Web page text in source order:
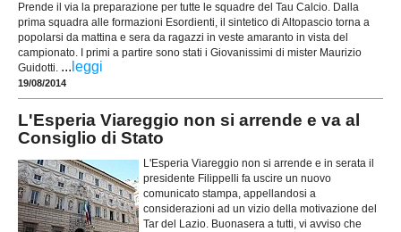
Prende il via la preparazione per tutte le squadre del Tau Calcio. Dalla
prima squadra alle formazioni Esordienti, il sintetico di Altopascio torna a
popolarsi da mattina e sera da ragazzi in veste amaranto in vista del
campionato. I primi a partire sono stati i Giovanissimi di mister Maurizio
Guidotti. ... leggi
19/08/2014
L'Esperia Viareggio non si arrende e va al
Consiglio di Stato
L'Esperia Viareggio non si arrende e in serata il
presidente Filippelli fa uscire un nuovo
comunicato stampa, appellandosi a
considerazioni ad un vizio della motivazione del
Tar del Lazio. Buonasera a tutti, vi avviso che